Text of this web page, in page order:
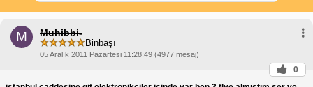
Bilgisayar Mağazaları
stoklar. Çeşitli markalarda ve boyutlarda termal
macun seçenekleri arasından seçim yapabilirsiniz.
Uzman personel, ihtiyaçlarınız için en uygun termal
M Muhibbi-
Binbaşı
05 Aralık 2011 Pazartesi 11:28:49 (4977 mesaj)
0